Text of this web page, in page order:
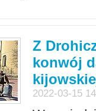
Z
konwój
2022-03-15